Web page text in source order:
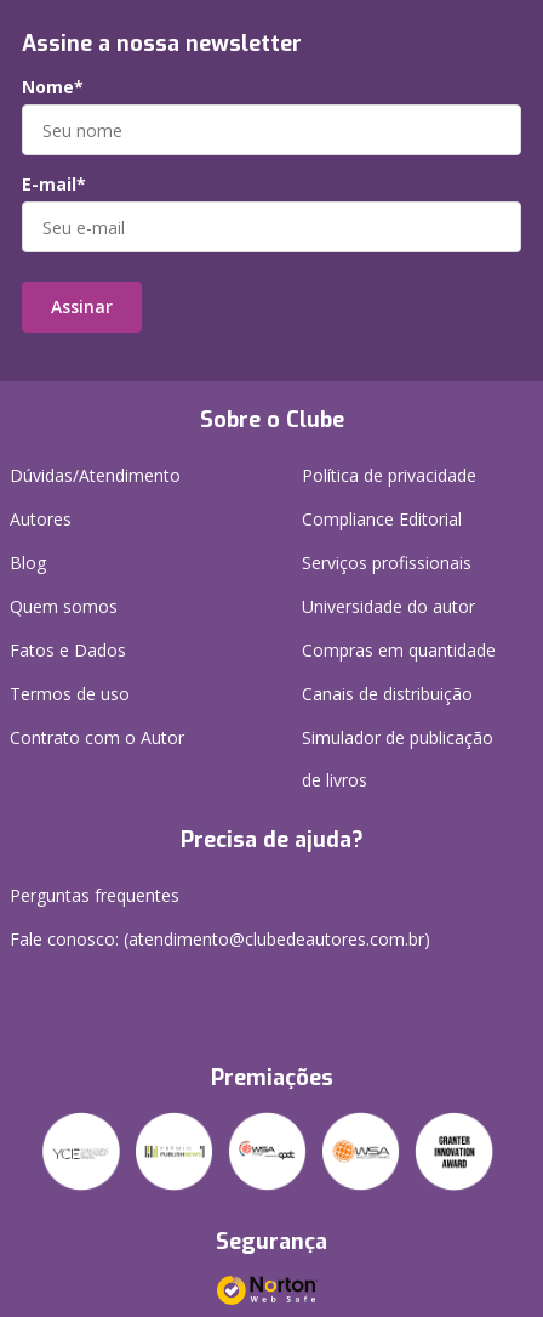
Sobre o Clube
Dúvidas/Atendimento
Autores
Blog
Quem somos
Fatos e Dados
Termos de uso
Contrato com o Autor
Política de privacidade
Compliance Editorial
Serviços profissionais
Universidade do autor
Compras em quantidade
Canais de distribuição
Simulador de publicação
de livros
Precisa de ajuda?
Perguntas frequentes
Fale conosco: (atendimento@clubedeautores.com.br)
Premiações
Segurança
Assine a nossa newsletter
Nome*
E-mail*
Assinar